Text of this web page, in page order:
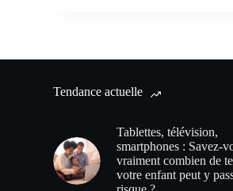
Tendance actuelle
Tablettes, télévision,
smartphones : Savez-
vraiment combien de
votre enfant peut y